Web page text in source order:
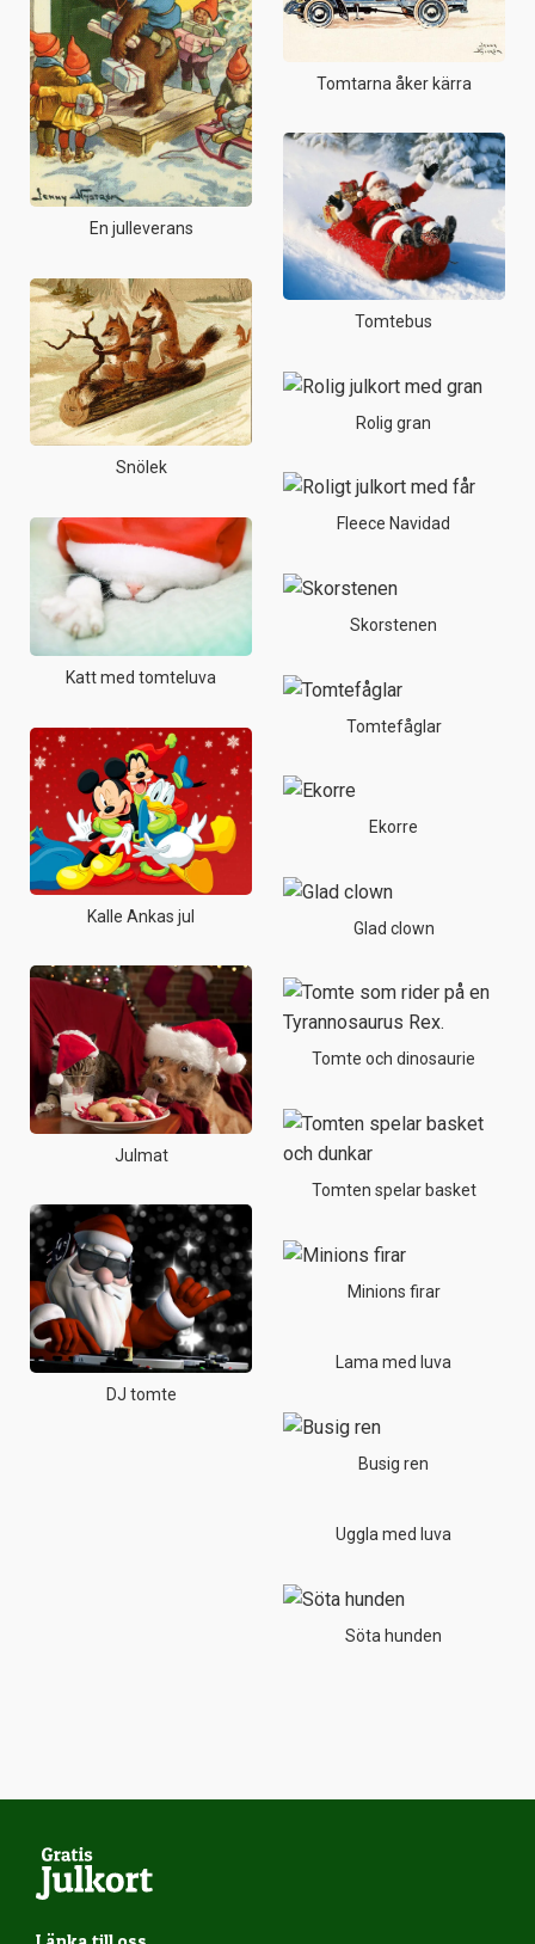
En julleverans
Snölek
Katt med tomteluva
Kalle Ankas jul
Julmat
DJ tomte
Tomtarna åker kärra
Tomtebus
Rolig gran
Fleece Navidad
Skorstenen
Tomtefåglar
Ekorre
Glad clown
Tomte och dinosaurie
Tomten spelar basket
Minions firar
Lama med luva
Busig ren
Uggla med luva
Söta hunden